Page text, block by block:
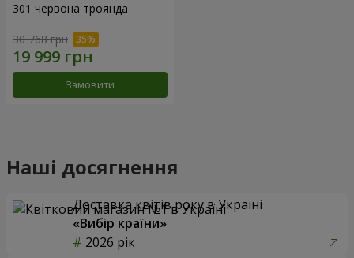
301 червона троянда
30 768 грн
Замовити
Наші досягнення
Доставка квітів року в Україні
«Вибір країни»
2026 рік